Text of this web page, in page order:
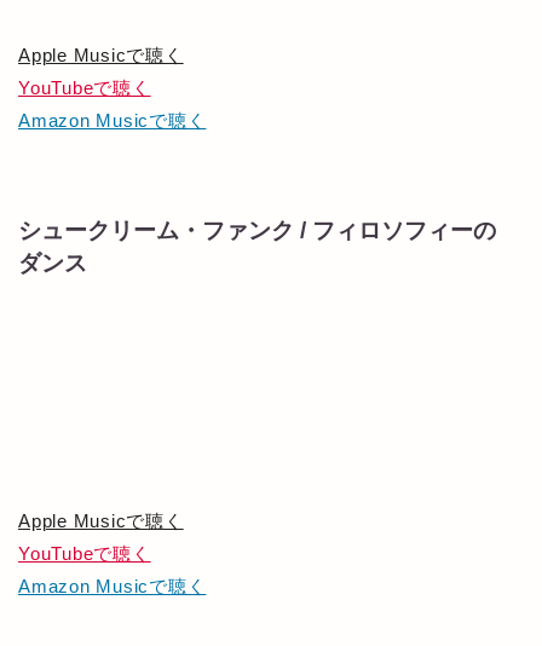
Apple Musicで聴く
YouTubeで聴く
Amazon Musicで聴く
シュークリーム・ファンク / フィロソフィーの
ダンス
Apple Musicで聴く
YouTubeで聴く
Amazon Musicで聴く